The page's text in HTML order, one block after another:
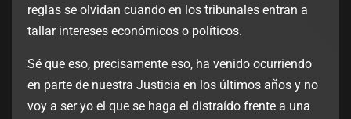
reglas se olvidan cuando en los tribunales entran a
tallar intereses económicos o políticos.
Sé que eso, precisamente eso, ha venido ocurriendo
en parte de nuestra Justicia en los últimos años y no
voy a ser yo el que se haga el distraído frente a una